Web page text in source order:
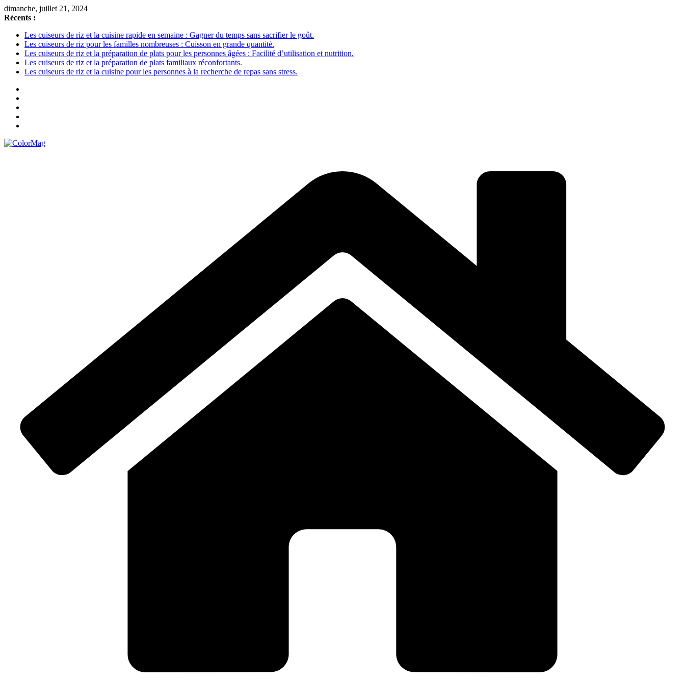
Passer
au
dimanche, juillet 21, 2024
Récents :
Les cuiseurs de riz et la cuisine rapide en semaine : Gagner du temps sans sacrifier le goût.
Les cuiseurs de riz pour les familles nombreuses : Cuisson en grande quantité.
Les cuiseurs de riz et la préparation de plats pour les personnes âgées : Facilité d’utilisation et nutrition.
Les cuiseurs de riz et la préparation de plats familiaux réconfortants.
Les cuiseurs de riz et la cuisine pour les personnes à la recherche de repas sans stress.